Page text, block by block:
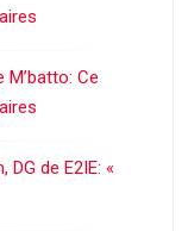
M’batto: Ce
DG de E2IE: «